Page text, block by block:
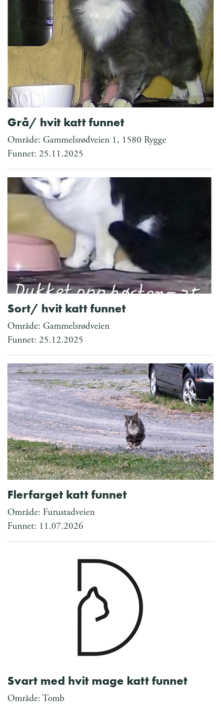
Grå/ hvit katt funnet
Område: Gammelsrødveien 1, 1580 Rygge
Funnet: 25.11.2025
Sort/ hvit katt funnet
Område: Gammelsrødveien
Funnet: 25.12.2025
Flerfarget katt funnet
Område: Furustadveien
Funnet: 11.07.2026
Svart med hvit mage katt funnet
Område: Tomb